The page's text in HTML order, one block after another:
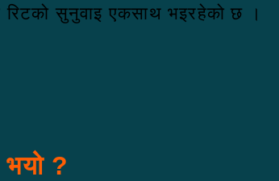
रिटको सुनुवाइ एकसाथ भइरहेको छ ।
?